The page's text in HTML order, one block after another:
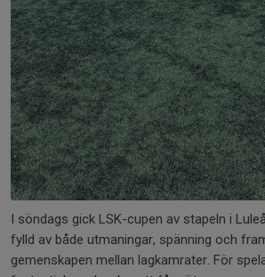
I söndags gick LSK-cupen av stapeln i
fylld av både utmaningar, spänning och
gemenskapen mellan lagkamrater. För